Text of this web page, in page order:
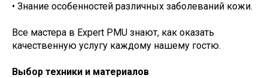
• Знание особенностей различных заболеваний кожи.
Все мастера в Expert PMU знают, как оказать
качественную услугу каждому нашему гостю.
Выбор техники и материалов